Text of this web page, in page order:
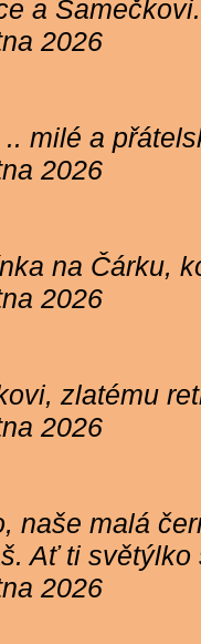
a
2026
.. milé a
2026
na Čárku,
2026
zlatému
2026
naše malá
Ať ti
2026